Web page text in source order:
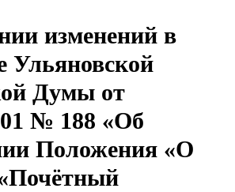
изменений в
Ульяновской
Думы от
№ 188 «Об
Положения «О